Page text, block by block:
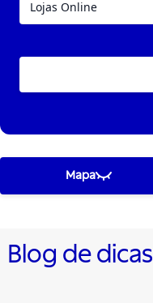
Mapa
Blog de dicas